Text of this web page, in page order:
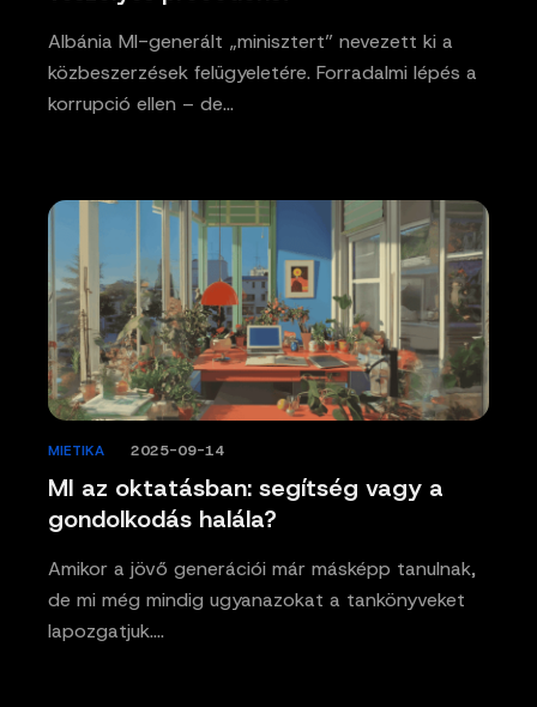
Albánia MI-generált „minisztert” nevezett ki a
közbeszerzések felügyeletére. Forradalmi lépés a
korrupció ellen – de…
MI az oktatásban: segítség vagy a
gondolkodás halála?
MIETIKA 2025-09-14
Amikor a jövő generációi már másképp tanulnak,
de mi még mindig ugyanazokat a tankönyveket
lapozgatjuk.…